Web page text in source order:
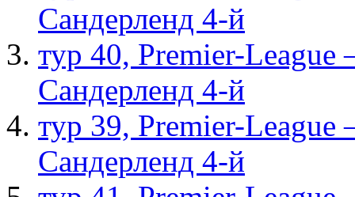
Сандерленд 4-й
тур 40, Рremier-
Сандерленд 4-й
тур 39, Рremier-
Сандерленд 4-й